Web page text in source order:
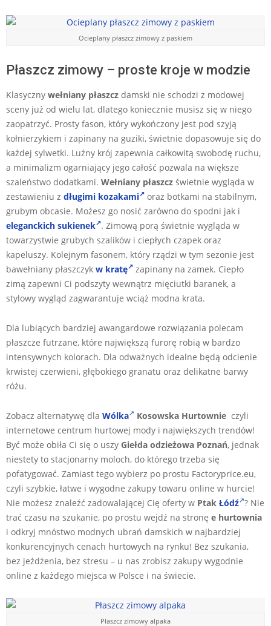
Ocieplany płaszcz zimowy z paskiem
Płaszcz zimowy – proste kroje w modzie
Klasyczny wełniany płaszcz damski nie schodzi z modowej
sceny już od wielu lat, dlatego koniecznie musisz się w niego
zaopatrzyć. Prosty fason, który wykończony jest pod szyją
kołnierzykiem i zapinany na guziki, świetnie dopasowuje się do
każdej sylwetki. Luźny krój zapewnia całkowitą swobodę ruchu,
a minimalizm ogarniający jego całość pozwala na większe
szaleństwo dodatkami. Wełniany płaszcz świetnie wygląda w
zestawieniu z długimi kozakami
oraz botkami na stabilnym,
grubym obcasie. Możesz go nosić zarówno do spodni jak i
eleganckich sukienek . Zimową porą świetnie wygląda w
towarzystwie grubych szalików i ciepłych czapek oraz
kapeluszy. Kolejnym fasonem, który rządzi w tym sezonie jest
bawełniany płaszczyk w kratę
zapinany na zamek. Ciepło
zimą zapewni Ci podszyty wewnątrz mięciutki baranek, a
stylowy wygląd zagwarantuje wciąż modna krata.
Dla lubiących bardziej awangardowe rozwiązania polecam
płaszcze futrzane, które największą furorę robią w bardzo
intensywnych kolorach. Dla odważnych idealne będą odcienie
krwistej czerwieni, głębokiego granatu oraz delikatne barwy
różu.
Zobacz alternatywę dla Wólka Kosowska Hurtownie czyli
internetowe centrum hurtowej mody i największych trendów!
Być może obiła Ci się o uszy Giełda odzieżowa Poznań, jednak
niestety to stacjonarny moloch, do którego trzeba się
pofatygować. Zamiast tego wybierz po prostu Factoryprice.eu,
czyli szybkie, łatwe i wygodne zakupy towaru online w hurcie!
Nie możesz znaleźć zadowalającej Cię oferty w Ptak Łódź ? Nie
trać czasu na szukanie, po prostu wejdź na stronę e hurtownia
i odkryj mnóstwo modnych ubrań damskich w najbardziej
konkurencyjnych cenach hurtowych na rynku! Bez szukania,
bez jeżdżenia, bez stresu – u nas zrobisz zakupy wygodnie
online z każdego miejsca w Polsce i na świecie.
Płaszcz zimowy alpaka